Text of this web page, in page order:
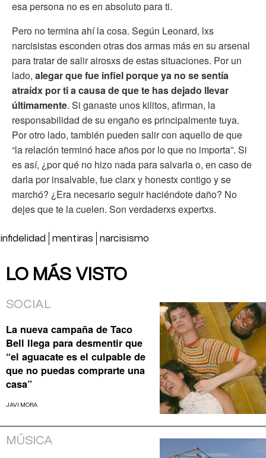
esa persona no es en absoluto para ti.
Pero no termina ahí la cosa. Según Leonard, lxs
narcisistas esconden otras dos armas más en su arsenal
para tratar de salir airosxs de estas situaciones. Por un
lado, alegar que fue infiel porque ya no se sentía
atraídx por ti a causa de que te has dejado llevar
últimamente. Si ganaste unos kilitos, afirman, la
responsabilidad de su engaño es principalmente tuya.
Por otro lado, también pueden salir con aquello de que
“la relación terminó hace años por lo que no importa”. Si
es así, ¿por qué no hizo nada para salvarla o, en caso de
darla por insalvable, fue clarx y honestx contigo y se
marchó? ¿Era necesario seguir haciéndote daño? No
dejes que te la cuelen. Son verdaderxs expertxs.
infidelidad mentiras narcisismo
LO MÁS VISTO
SOCIAL
La nueva campaña de Taco
Bell llega para desmentir que
“el aguacate es el culpable de
que no puedas comprarte una
casa”
JAVI MORA
MÚSICA